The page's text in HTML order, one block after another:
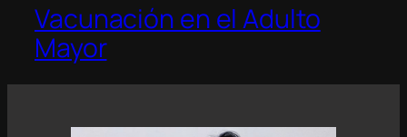
Vacunación en el Adulto
Mayor